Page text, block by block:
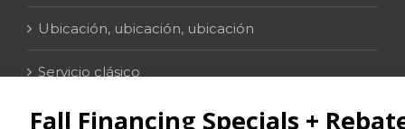
Ubicación, ubicación, ubicación
Servicio clásico